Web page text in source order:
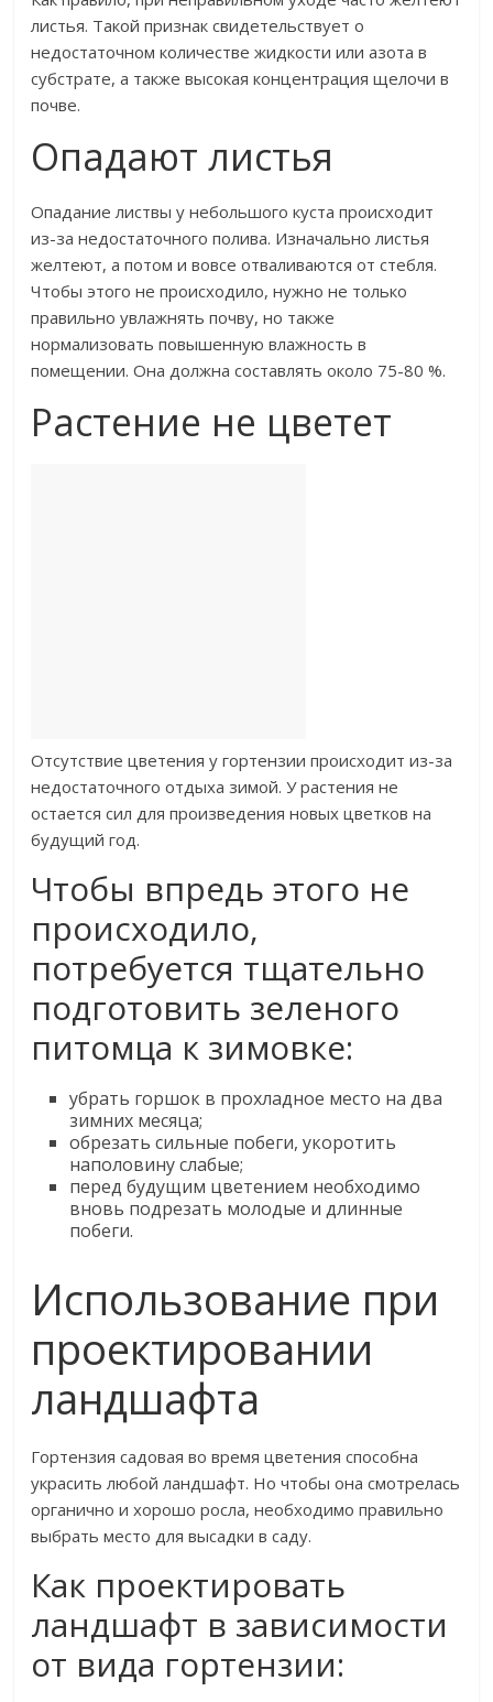
листья. Такой признак свидетельствует о
недостаточном количестве жидкости или азота в
субстрате, а также высокая концентрация щелочи в
почве.
Опадают листья
Опадание листвы у небольшого куста происходит
из-за недостаточного полива. Изначально листья
желтеют, а потом и вовсе отваливаются от стебля.
Чтобы этого не происходило, нужно не только
правильно увлажнять почву, но также
нормализовать повышенную влажность в
помещении. Она должна составлять около 75-80 %.
Растение не цветет
Отсутствие цветения у гортензии происходит из-за
недостаточного отдыха зимой. У растения не
остается сил для произведения новых цветков на
будущий год.
Чтобы впредь этого не
происходило,
потребуется тщательно
подготовить зеленого
питомца к зимовке:
убрать горшок в прохладное место на два
зимних месяца;
обрезать сильные побеги, укоротить
наполовину слабые;
перед будущим цветением необходимо
вновь подрезать молодые и длинные
побеги.
Использование при
проектировании
ландшафта
Гортензия садовая во время цветения способна
украсить любой ландшафт. Но чтобы она смотрелась
органично и хорошо росла, необходимо правильно
выбрать место для высадки в саду.
Как проектировать
ландшафт в зависимости
от вида гортензии: